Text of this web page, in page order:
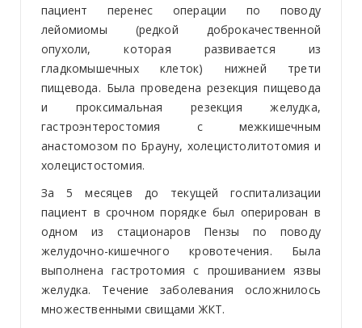
пациент перенес операции по поводу
лейомиомы (редкой доброкачественной
опухоли, которая развивается из
гладкомышечных клеток) нижней трети
пищевода. Была проведена резекция пищевода
и проксимальная резекция желудка,
гастроэнтеростомия с межкишечным
анастомозом по Брауну, холецистолитотомия и
холецистостомия.
За 5 месяцев до текущей госпитализации
пациент в срочном порядке был оперирован в
одном из стационаров Пензы по поводу
желудочно-кишечного кровотечения. Была
выполнена гастротомия с прошиванием язвы
желудка. Течение заболевания осложнилось
множественными свищами ЖКТ.